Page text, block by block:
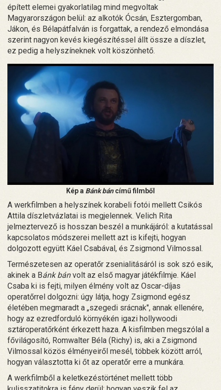
épített elemei gyakorlatilag mind megvoltak
Magyarországon belül: az alkotók Ócsán, Esztergomban,
Jákon, és Bélapátfalván is forgattak, a rendező elmondása
szerint nagyon kevés kiegészítéssel állt össze a díszlet,
ez pedig a helyszíneknek volt köszönhető.
Kép a Bánk báncímű filmből
A werkfilmben a helyszínek korabeli fotói mellett Csikós
Attila díszletvázlatai is megjelennek. Velich Rita
jelmeztervező is hosszan beszél a munkájáról: a kutatással
kapcsolatos módszerei mellett azt is kifejti, hogyan
dolgozott együtt Káel Csabával, és Zsigmond Vilmossal.
Természetesen az operatőr zsenialitásáról is sok szó esik,
akinek a Bánk bánvolt az első magyar játékfilmje. Káel
Csaba ki is fejti, milyen élmény volt az Oscar-díjas
operatőrrel dolgozni: úgy látja, hogy Zsigmond egész
életében megmaradt a „szegedi srácnak", annak ellenére,
hogy az ezredforduló környékén igazi hollywoodi
sztároperatőrként érkezett haza. A kisfilmben megszólal a
fővilágosító, Romwalter Béla (Richy) is, aki a Zsigmond
Vilmossal közös élményeiről mesél, többek között arról,
hogyan választotta ki őt az operatőr erre a munkára.
A werkfilmből a keletkezéstörténet mellett több